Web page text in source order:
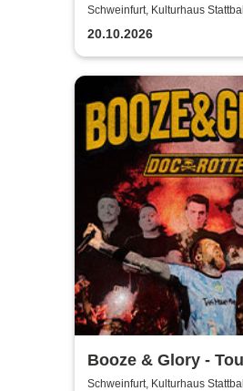
louder. - Tour 2026
Schweinfurt, Kulturhaus
Schweinfurt
20.10.2026
Booze & Glory -
Schweinfurt, Kulturhaus